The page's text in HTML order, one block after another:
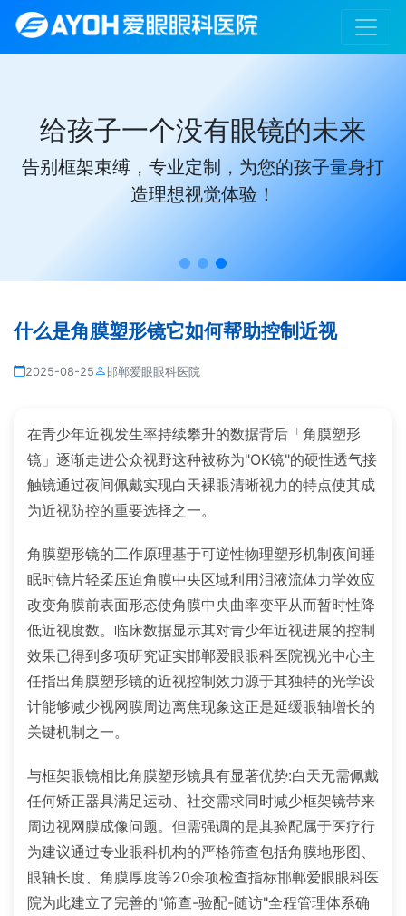
给孩子一个没有眼镜的未来
告别框架束缚，专业定制，为您的孩子量身打
造理想视觉体验！
什么是角膜塑形镜它如何帮助控制近视
2025-08-25 邯郸爱眼眼科医院
在青少年近视发生率持续攀升的数据背后「角膜塑形
镜」逐渐走进公众视野这种被称为"OK镜"的硬性透气接
触镜通过夜间佩戴实现白天裸眼清晰视力的特点使其成
为近视防控的重要选择之一。
角膜塑形镜的工作原理基于可逆性物理塑形机制夜间睡
眠时镜片轻柔压迫角膜中央区域利用泪液流体力学效应
改变角膜前表面形态使角膜中央曲率变平从而暂时性降
低近视度数。临床数据显示其对青少年近视进展的控制
效果已得到多项研究证实邯郸爱眼眼科医院视光中心主
任指出角膜塑形镜的近视控制效力源于其独特的光学设
计能够减少视网膜周边离焦现象这正是延缓眼轴增长的
关键机制之一。
与框架眼镜相比角膜塑形镜具有显著优势:白天无需佩戴
任何矫正器具满足运动、社交需求同时减少框架镜带来
周边视网膜成像问题。但需强调的是其验配属于医疗行
为建议通过专业眼科机构的严格筛查包括角膜地形图、
眼轴长度、角膜厚度等20余项检查指标邯郸爱眼眼科医
院为此建立了完善的"筛查-验配-随访"全程管理体系确